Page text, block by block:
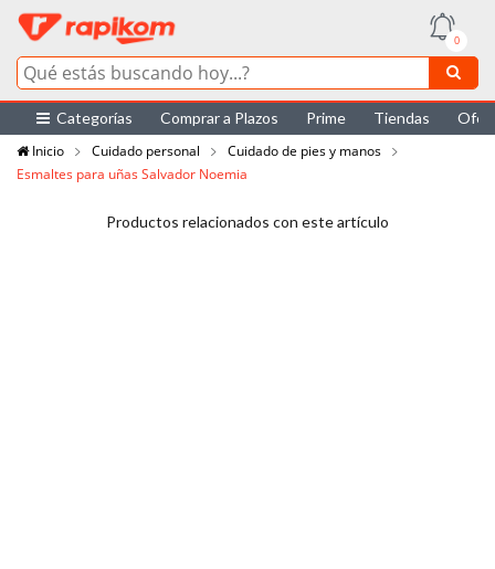
0
Categorías Comprar a Plazos Prime Tiendas
Inicio
Cuidado personal
Cuidado de pies y manos
Esmaltes para uñas Salvador Noemia
Productos relacionados con este artículo